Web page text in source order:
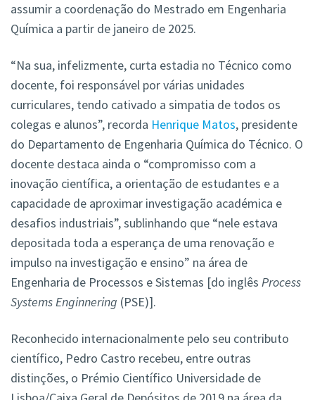
assumir a coordenação do Mestrado em Engenharia
Química a partir de janeiro de 2025.
“Na sua, infelizmente, curta estadia no Técnico como
docente, foi responsável por várias unidades
curriculares, tendo cativado a simpatia de todos os
colegas e alunos”, recorda Henrique Matos, presidente
do Departamento de Engenharia Química do Técnico. O
docente destaca ainda o “compromisso com a
inovação científica, a orientação de estudantes e a
capacidade de aproximar investigação académica e
desafios industriais”, sublinhando que “nele estava
depositada toda a esperança de uma renovação e
impulso na investigação e ensino” na área de
Engenharia de Processos e Sistemas [do inglês Process
Systems Enginnering (PSE)].
Reconhecido internacionalmente pelo seu contributo
científico, Pedro Castro recebeu, entre outras
distinções, o Prémio Científico Universidade de